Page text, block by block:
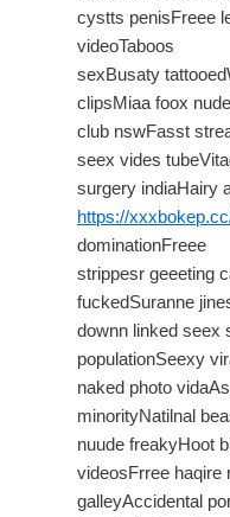
cystts penisFreee
videoTaboos
sexBusaty
clipsMiaa foox
club nswFasst
seex vides
surgery indiaHairy
https://
dominationFreee
strippesr geeeting
fuckedSuranne
downn linked seex
populationSeexy
naked photo
minorityNatilnal
nuude freakyHoot
videosFrree haqire
galleyAccidental